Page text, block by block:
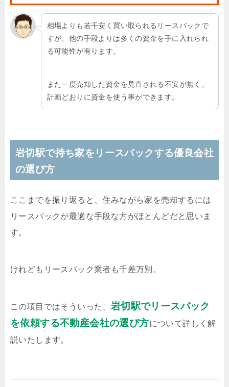
相場よりも若干安く買い取られるリースバックで
すが、他の手段よりは多くの資金を手に入れられ
る可能性が有ります。
また一度売却した資金を見直される不安が無く、
計画どおりに資金を使う事ができます。
岩切駅で持ち家をリースバックする優良会社
の選び方
ここまでを振り返ると、住みながら家を売却するには
リースバックが最適な手段な方がほとんどだと思いま
す。
けれどもリースバック業者も千差万別。
この項目ではそういった、 岩切駅でリースバック
を依頼する不動産会社の選び方について詳しく解
説いたします。